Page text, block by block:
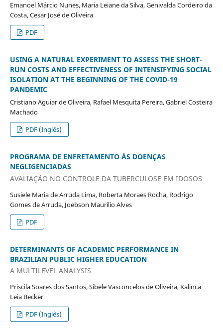
Emanoel Márcio Nunes, Maria Leiane da Silva, Genivalda Cordeiro da
Costa, Cesar José de Oliveira
PDF
USING A NATURAL EXPERIMENT TO ASSESS THE SHORT-
RUN COSTS AND EFFECTIVENESS OF INTENSIFYING SOCIAL
ISOLATION AT THE BEGINNING OF THE COVID-19
PANDEMIC
Cristiano Aguiar de Oliveira, Rafael Mesquita Pereira, Gabriel Costeira
Machado
PDF (Inglês)
PROGRAMA DE ENFRETAMENTO ÀS DOENÇAS
NEGLIGENCIADAS
AVALIAÇÃO NO CONTROLE DA TUBERCULOSE EM IDOSOS
Susiele Maria de Arruda Lima, Roberta Moraes Rocha, Rodrigo
Gomes de Arruda, Joebson Maurilio Alves
PDF
DETERMINANTS OF ACADEMIC PERFORMANCE IN
BRAZILIAN PUBLIC HIGHER EDUCATION
A MULTILEVEL ANALYSIS
Priscila Soares dos Santos, Sibele Vasconcelos de Oliveira, Kalinca
Leia Becker
PDF (Inglês)